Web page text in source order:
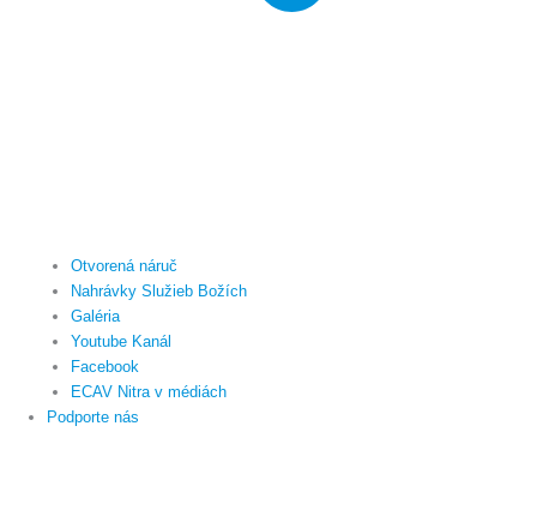
Otvorená náruč
Nahrávky Služieb Božích
Galéria
Youtube Kanál
Facebook
ECAV Nitra v médiách
Podporte nás